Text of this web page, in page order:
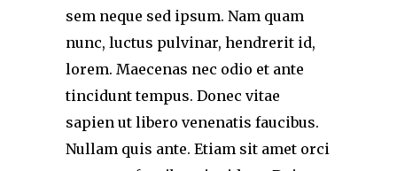
sem neque sed ipsum. Nam quam
nunc, luctus pulvinar, hendrerit id,
lorem. Maecenas nec odio et ante
tincidunt tempus. Donec vitae
sapien ut libero venenatis faucibus.
Nullam quis ante. Etiam sit amet orci